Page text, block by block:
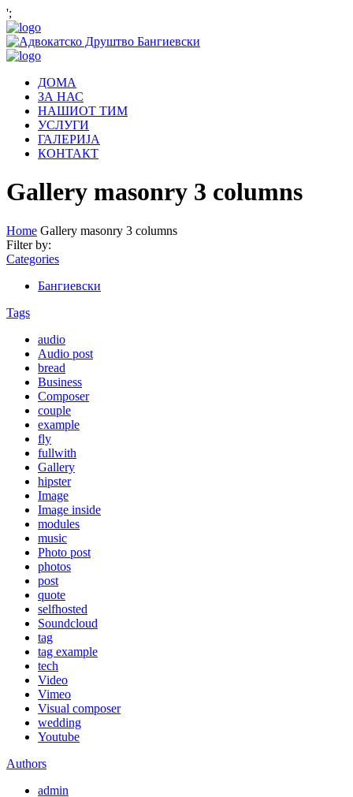
';
ДОМА
ЗА НАС
НАШИОТ ТИМ
УСЛУГИ
ГАЛЕРИЈА
КОНТАКТ
Gallery masonry 3 columns
Home Gallery masonry 3 columns
Filter by:
Categories
Бангиевски
Tags
audio
Audio post
bread
Business
Composer
couple
example
fly
fullwith
Gallery
hipster
Image
Image inside
modules
music
Photo post
photos
post
quote
selfhosted
Soundcloud
tag
tag example
tech
Video
Vimeo
Visual composer
wedding
Youtube
Authors
admin